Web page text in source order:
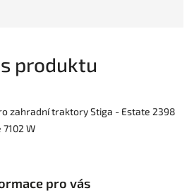
produktu
zahradní traktory Stiga - Estate 2398
W
pro vás